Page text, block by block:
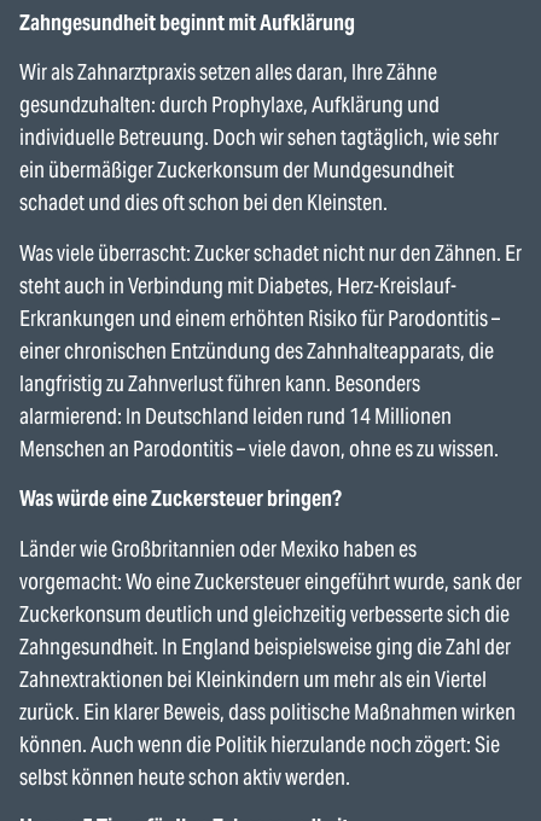
Zahngesundheit beginnt mit Aufklärung
Wir als Zahnarztpraxis setzen alles daran, Ihre Zähne
gesundzuhalten: durch Prophylaxe, Aufklärung und
individuelle Betreuung. Doch wir sehen tagtäglich, wie sehr
ein übermäßiger Zuckerkonsum der Mundgesundheit
schadet und dies oft schon bei den Kleinsten.
Was viele überrascht: Zucker schadet nicht nur den Zähnen. Er
steht auch in Verbindung mit Diabetes, Herz-Kreislauf-
Erkrankungen und einem erhöhten Risiko für Parodontitis –
einer chronischen Entzündung des Zahnhalteapparats, die
langfristig zu Zahnverlust führen kann. Besonders
alarmierend: In Deutschland leiden rund 14 Millionen
Menschen an Parodontitis – viele davon, ohne es zu wissen.
Was würde eine Zuckersteuer bringen?
Länder wie Großbritannien oder Mexiko haben es
vorgemacht: Wo eine Zuckersteuer eingeführt wurde, sank der
Zuckerkonsum deutlich und gleichzeitig verbesserte sich die
Zahngesundheit. In England beispielsweise ging die Zahl der
Zahnextraktionen bei Kleinkindern um mehr als ein Viertel
zurück. Ein klarer Beweis, dass politische Maßnahmen wirken
können. Auch wenn die Politik hierzulande noch zögert: Sie
selbst können heute schon aktiv werden.